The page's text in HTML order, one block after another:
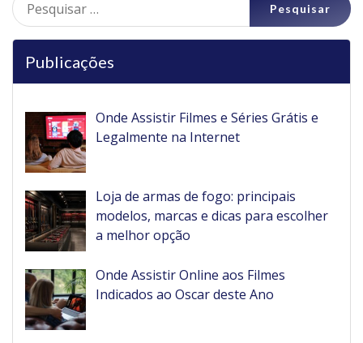
por:
Publicações
Onde Assistir Filmes e Séries Grátis e
Legalmente na Internet
Loja de armas de fogo: principais
modelos, marcas e dicas para escolher
a melhor opção
Onde Assistir Online aos Filmes
Indicados ao Oscar deste Ano